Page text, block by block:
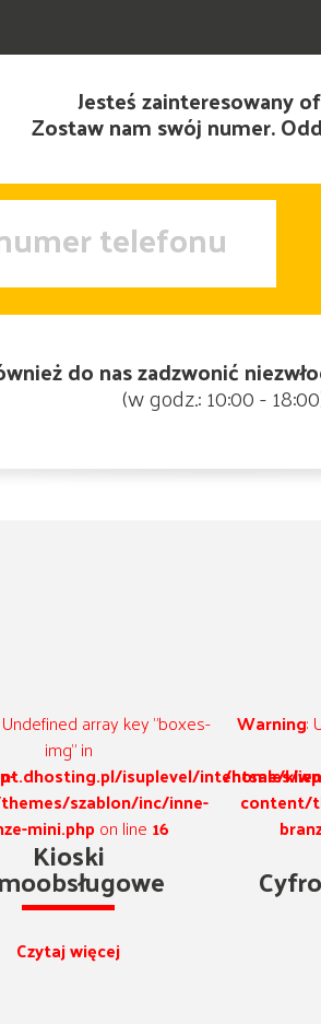
Jesteś zainteresowany
Zostaw nam swój numer.
do nas zadzwonić
(w godz.: 10:00 -
: Undefined array key "boxes-
img" in
isuplevel/
themes/szablon/inc/inne-
mini.phpon line
Menu Board
Czytaj więcej
/home/